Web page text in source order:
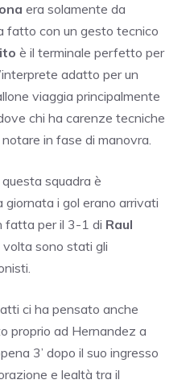
era solamente da
fatto con un gesto tecnico
è il terminale perfetto per
adatto per un
viaggia principalmente
chi ha carenze tecniche
in fase di manovra.
squadra è
giornata i gol erano arrivati
fatta per il 3-1 di Raul
volta sono stati gli
ci ha pensato anche
proprio ad Hernandez a
3’ dopo il suo ingresso
e lealtà tra il